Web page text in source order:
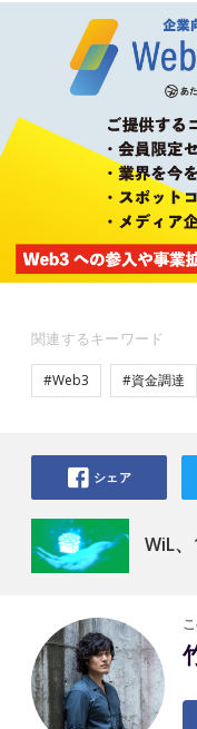
関連するキーワード
#Web3 #資金調達
WiL
シェア